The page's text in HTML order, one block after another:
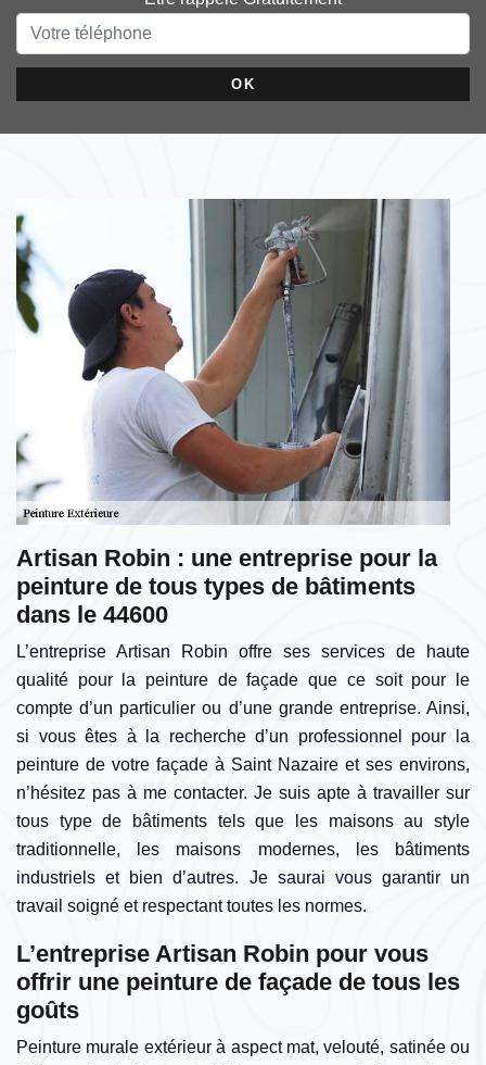
Artisan Robin : une entreprise pour la
peinture de tous types de bâtiments
dans le 44600
L’entreprise Artisan Robin offre ses services de haute
qualité pour la peinture de façade que ce soit pour le
compte d’un particulier ou d’une grande entreprise. Ainsi,
si vous êtes à la recherche d’un professionnel pour la
peinture de votre façade à Saint Nazaire et ses environs,
n’hésitez pas à me contacter. Je suis apte à travailler sur
tous type de bâtiments tels que les maisons au style
traditionnelle, les maisons modernes, les bâtiments
industriels et bien d’autres. Je saurai vous garantir un
travail soigné et respectant toutes les normes.
L’entreprise Artisan Robin pour vous
offrir une peinture de façade de tous les
goûts
Peinture murale extérieur à aspect mat, velouté, satinée ou